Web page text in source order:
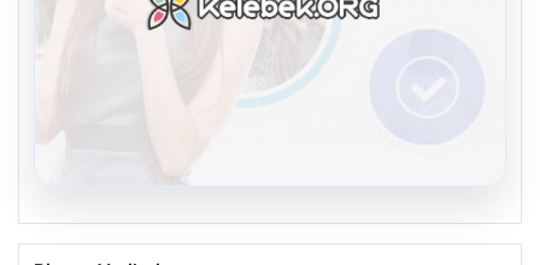
Kelebek sohbet platformu İle Çevrim içi